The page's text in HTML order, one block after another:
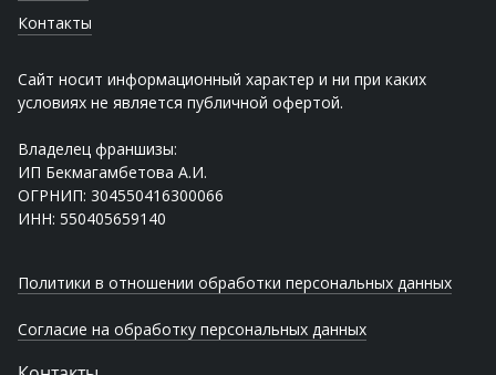
Контакты
Сайт носит информационный характер и ни при каких
условиях не является публичной офертой.
Владелец франшизы:
ИП Бекмагамбетова А.И.
ОГРНИП: 304550416300066
ИНН: 550405659140
Политики в отношении обработки персональных данных
Согласие на обработку персональных данных